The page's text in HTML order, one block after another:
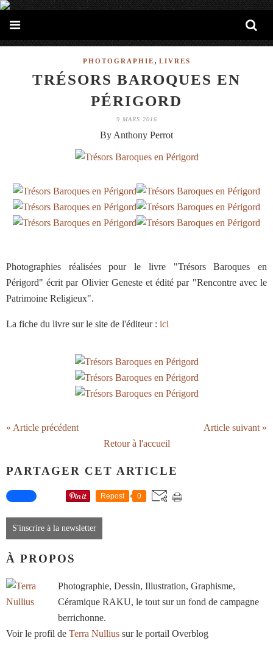
PHOTOGRAPHIE , LIVRES
TRÉSORS BAROQUES EN
PÉRIGORD
9 MARS 2016
By Anthony Perrot
Photographies réalisées pour le livre "Trésors Baroques en
Périgord" écrit par Olivier Geneste et édité par "Rencontre avec le
Patrimoine Religieux".
La fiche du livre sur le site de l'éditeur : ici
« Article précédent
Article suivant »
Retour à l'accueil
PARTAGER CET ARTICLE
Repost 0
S'inscrire à la newsletter
À PROPOS
Photographie, Dessin, Illustration, Graphisme,
Céramique RAKU, le tout sur un fond de campagne
berrichonne.
Voir le profil de Terra Nullius sur le portail Overblog